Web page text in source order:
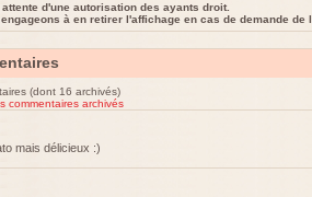
d'une autorisation des ayants droit.
à en retirer l'affichage en cas de demande de
(dont 16 archivés)
commentaires archivés
mais délicieux :)